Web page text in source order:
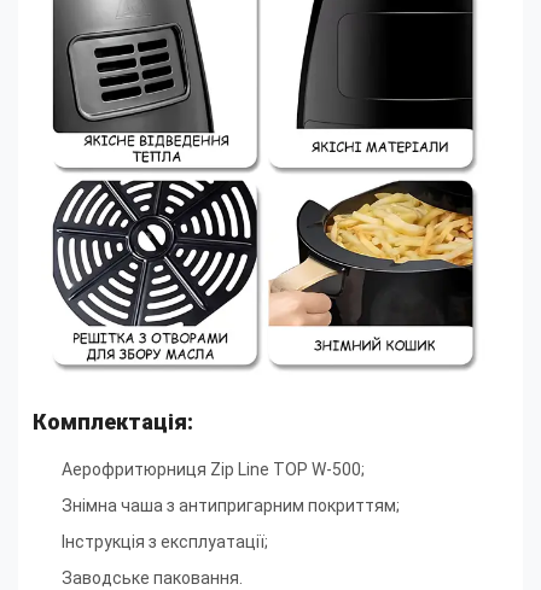
Комплектація:
Аерофритюрниця Zip Line TOP W-500;
Знімна чаша з антипригарним покриттям;
Інструкція з експлуатації;
Заводське паковання.